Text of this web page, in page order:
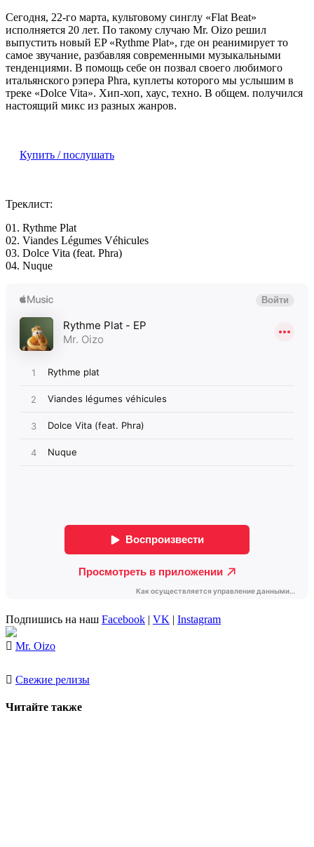
Сегодня, 22-го марта, культовому синглу «Flat Beat»
исполняется 20 лет. По такому случаю Mr. Oizo решил
выпустить новый EP «Rythme Plat», где он реанимирует то
самое звучание, разбавляя современными музыкальными
тенденциями. В помощь себе он позвал своего любимого
итальянского рэпера Phra, куплеты которого мы услышим в
треке «Dolce Vita». Хип-хоп, хаус, техно. В общем. получился
настоящий микс из разных жанров.
Купить / послушать
Треклист:
01. Rythme Plat
02. Viandes Légumes Véhicules
03. Dolce Vita (feat. Phra)
04. Nuque
Подпишись на наш Facebook | VK | Instagram
Mr. Oizo
Свежие релизы
Читайте также